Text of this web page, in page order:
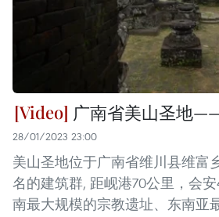
广南省美山圣地
28/01/2023 23:00
美山圣地位于广南省维川县维富
名的建筑群, 距岘港70公里，会
南最大规模的宗教遗址、东南亚